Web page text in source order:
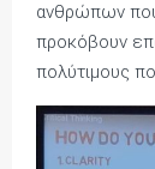
ανθρώπων που
προκόβουν
πολύτιμους